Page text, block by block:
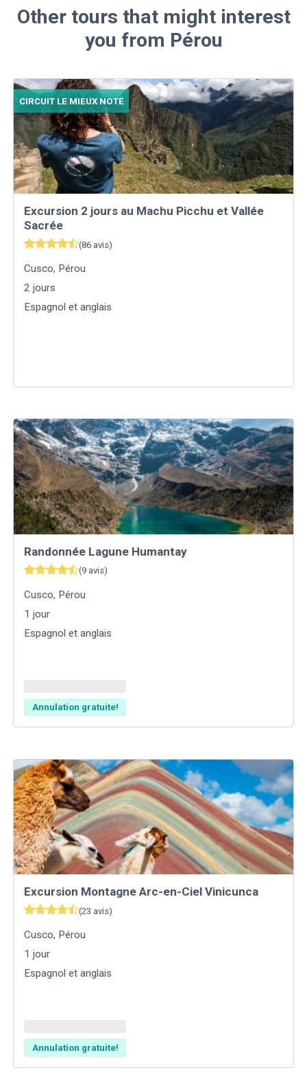
Other tours that might interest
you from Pérou
CIRCUIT LE MIEUX NOTÉ
Excursion 2 jours au Machu Picchu et Vallée
Sacrée
(86 avis)
Cusco, Pérou
2 jours
Espagnol et anglais
Randonnée Lagune Humantay
(9 avis)
Cusco, Pérou
1 jour
Espagnol et anglais
Annulation gratuite!
Excursion Montagne Arc-en-Ciel Vinicunca
(23 avis)
Cusco, Pérou
1 jour
Espagnol et anglais
Annulation gratuite!